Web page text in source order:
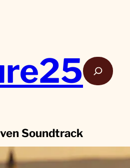
Rech
Soundtrack